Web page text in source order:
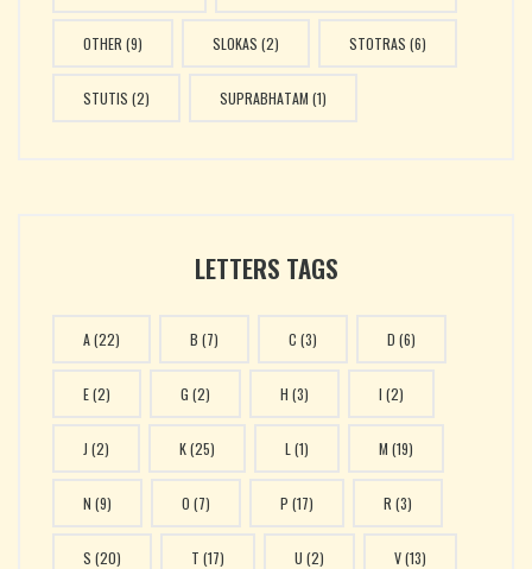
OTHER (9) SLOKAS (2) STOTRAS (6)
STUTIS (2) SUPRABHATAM (1)
LETTERS TAGS
A(22) B (7) C (3) D (6)
E(2) G (2) H (3) I (2)
J (2) K(25) L (1) M (19)
N (9) O (7) P (17) R (3)
S (20) T (17) U (2) V(13)